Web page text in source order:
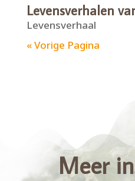
Levensverhalen
Levensverhaal
« Vorige Pagina
Meer